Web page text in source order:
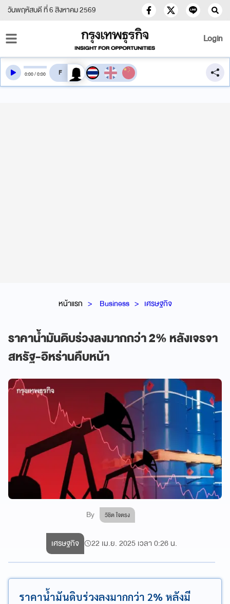
วันพฤหัสบดี ที่ 6 สิงหาคม 2569
Login
หน้าแรก Business เศรษฐกิจ
ราคาน้ำมันดิบร่วงลงมากกว่า 2% หลังเจรจา
สหรัฐ-อิหร่านคืบหน้า
By วิชิต ใจตรง
0:00/0:00 สลับเสียงอ่าน
เศรษฐกิจ 22 เม.ย. 2025 เวลา 0:26 น.
ราคาน้ำมันดิบร่วงลงมากกว่า 2% หลังมี